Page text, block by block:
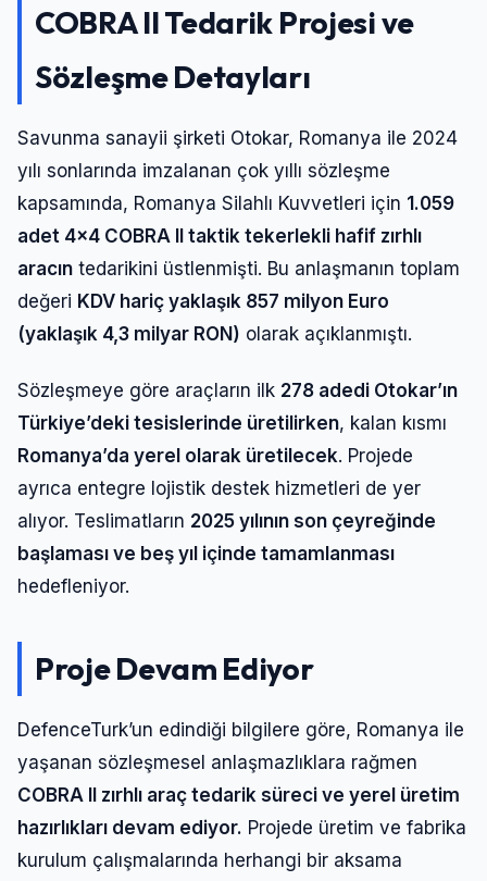
COBRA II Tedarik Projesi ve
Sözleşme Detayları
Savunma sanayii şirketi Otokar, Romanya ile 2024
yılı sonlarında imzalanan çok yıllı sözleşme
kapsamında, Romanya Silahlı Kuvvetleri için 1.059
adet 4×4 COBRA II taktik tekerlekli hafif zırhlı
aracın tedarikini üstlenmişti. Bu anlaşmanın toplam
değeri KDV hariç yaklaşık 857 milyon Euro
(yaklaşık 4,3 milyar RON) olarak açıklanmıştı.
Sözleşmeye göre araçların ilk 278 adedi Otokar’ın
Türkiye’deki tesislerinde üretilirken, kalan kısmı
Romanya’da yerel olarak üretilecek. Projede
ayrıca entegre lojistik destek hizmetleri de yer
alıyor. Teslimatların 2025 yılının son çeyreğinde
başlaması ve beş yıl içinde tamamlanması
hedefleniyor.
Proje Devam Ediyor
DefenceTurk’un edindiği bilgilere göre, Romanya ile
yaşanan sözleşmesel anlaşmazlıklara rağmen
COBRA II zırhlı araç tedarik süreci ve yerel üretim
hazırlıkları devam ediyor. Projede üretim ve fabrika
kurulum çalışmalarında herhangi bir aksama